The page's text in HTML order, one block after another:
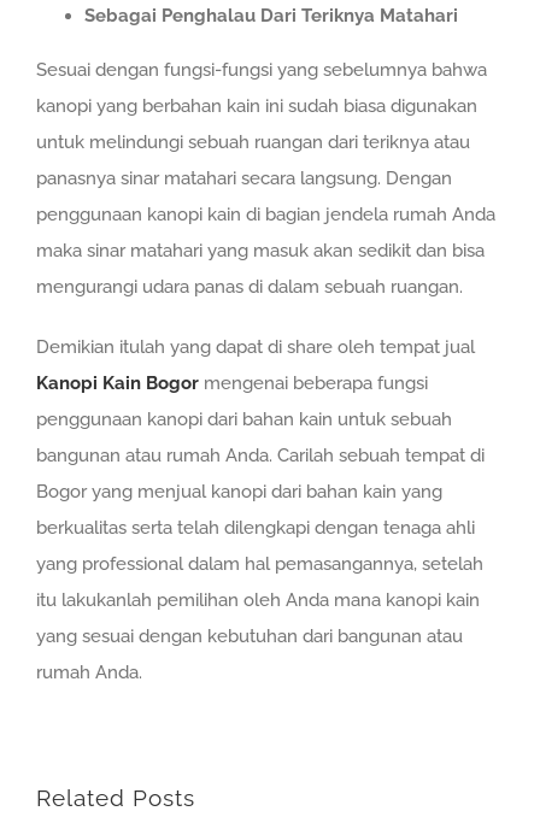
Sebagai Penghalau Dari Teriknya Matahari
Sesuai dengan fungsi-fungsi yang sebelumnya bahwa
kanopi yang berbahan kain ini sudah biasa digunakan
untuk melindungi sebuah ruangan dari teriknya atau
panasnya sinar matahari secara langsung. Dengan
penggunaan kanopi kain di bagian jendela rumah Anda
maka sinar matahari yang masuk akan sedikit dan bisa
mengurangi udara panas di dalam sebuah ruangan.
Demikian itulah yang dapat di share oleh tempat jual
Kanopi Kain Bogor mengenai beberapa fungsi
penggunaan kanopi dari bahan kain untuk sebuah
bangunan atau rumah Anda. Carilah sebuah tempat di
Bogor yang menjual kanopi dari bahan kain yang
berkualitas serta telah dilengkapi dengan tenaga ahli
yang professional dalam hal pemasangannya, setelah
itu lakukanlah pemilihan oleh Anda mana kanopi kain
yang sesuai dengan kebutuhan dari bangunan atau
rumah Anda.
Related Posts